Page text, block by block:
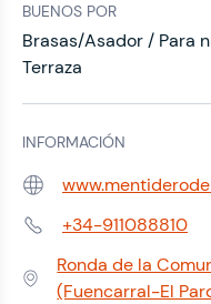
BUENOS POR
Brasas/Asador / Para
Terraza
INFORMACIÓN
Web:
Teléfono:+34-911088810
Dirección:
Ronda de la
(Fuencarral-El